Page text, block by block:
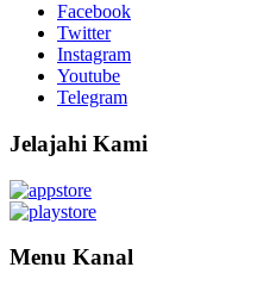
Facebook
Twitter
Instagram
Youtube
Telegram
Jelajahi Kami
Menu Kanal